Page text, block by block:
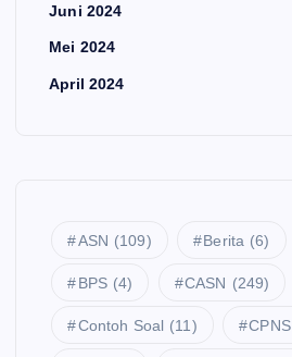
Juni 2024
Mei 2024
April 2024
ASN (109) Berita (6)
BPS (4) CASN (249)
Contoh Soal (11) CPNS